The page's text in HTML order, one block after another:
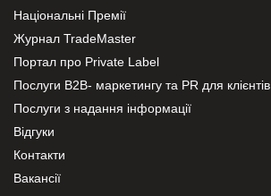
Національні Премії
Журнал TradeMaster
Портал про Private Label
Послуги В2В- маркетингу та PR для клієнтів
Послуги з надання інформації
Відгуки
Контакти
Вакансії